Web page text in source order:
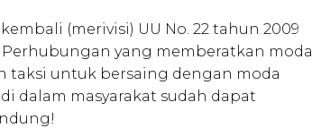
(merivisi) UU No. 22 tahun 2009
yang memberatkan moda
taksi untuk bersaing dengan moda
dalam masyarakat sudah dapat